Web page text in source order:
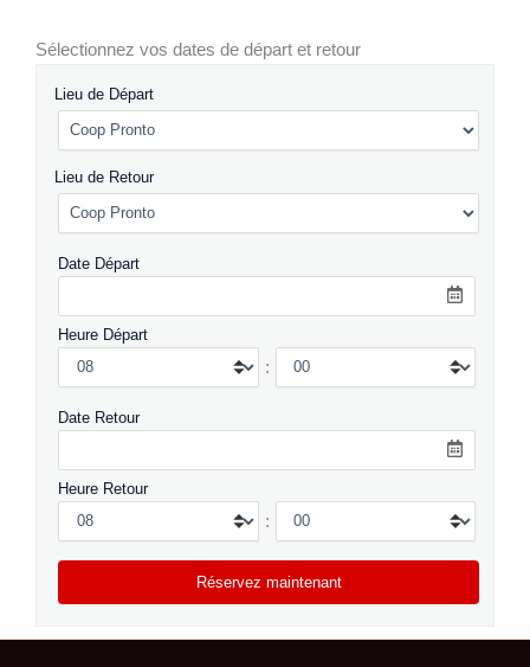
Sélectionnez vos dates de départ et retour
Lieu de Départ
Lieu de Retour
Date Départ
Heure Départ
:
Date Retour
Heure Retour
: